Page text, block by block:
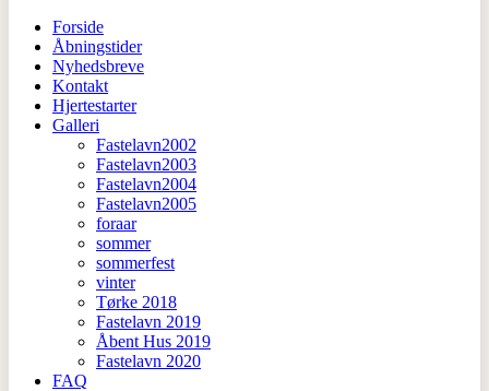
Forside
Åbningstider
Nyhedsbreve
Kontakt
Hjertestarter
Galleri
Fastelavn2002
Fastelavn2003
Fastelavn2004
Fastelavn2005
foraar
sommer
sommerfest
vinter
Tørke 2018
Fastelavn 2019
Åbent Hus 2019
Fastelavn 2020
FAQ